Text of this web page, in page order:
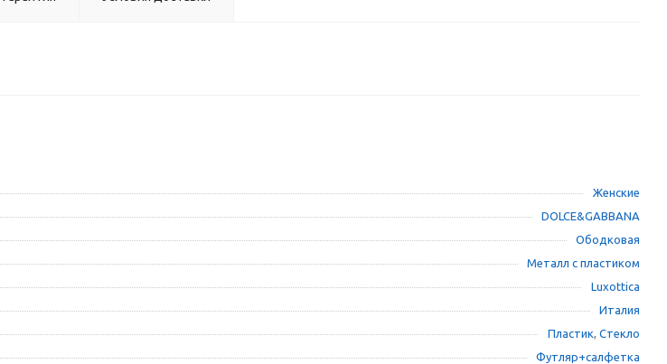
Женские
DOLCE&GABBANA
Ободковая
Металл с пластиком
Luxottica
Италия
Пластик, Стекло
Футляр+салфетка